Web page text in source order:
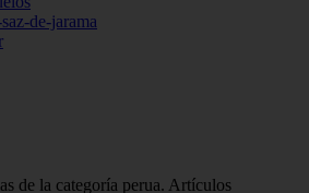
de-jarama
de la categoría perua. Artículos